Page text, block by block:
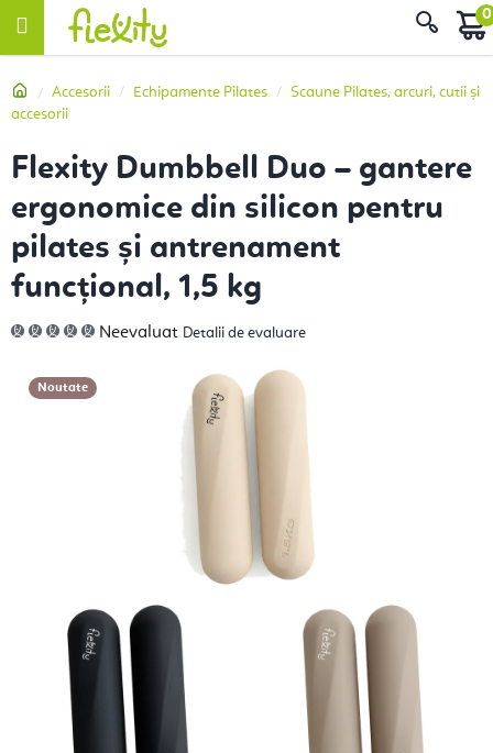
AcasăAccesorii Echipamente Pilates
Scaune Pilates, arcuri, cutii și
accesorii
Flexity Dumbbell Duo – gantere
ergonomice din silicon pentru
pilates și antrenament
funcțional, 1,5 kg
Evaluarea
medie
Neevaluat Detalii de evaluare
Noutate